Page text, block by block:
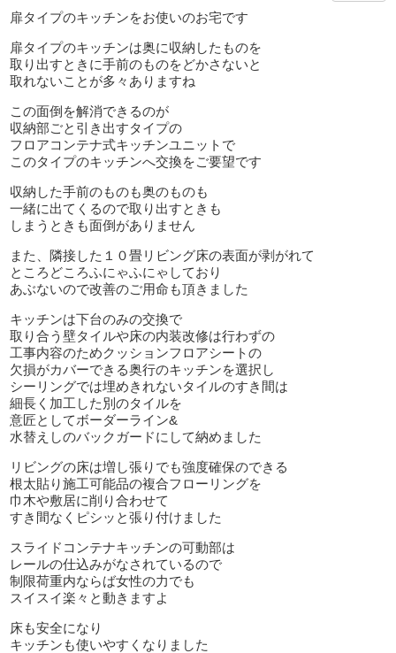
扉タイプのキッチンをお使いのお宅です
扉タイプのキッチンは奥に収納したものを
取り出すときに手前のものをどかさないと
取れないことが多々ありますね
この面倒を解消できるのが
収納部ごと引き出すタイプの
フロアコンテナ式キッチンユニットで
このタイプのキッチンへ交換をご要望です
収納した手前のものも奥のものも
一緒に出てくるので取り出すときも
しまうときも面倒がありません
また、隣接した１０畳リビング床の表面が剥がれて
ところどころふにゃふにゃしており
あぶないので改善のご用命も頂きました
キッチンは下台のみの交換で
取り合う壁タイルや床の内装改修は行わずの
工事内容のためクッションフロアシートの
欠損がカバーできる奥行のキッチンを選択し
シーリングでは埋めきれないタイルのすき間は
細長く加工した別のタイルを
意匠としてボーダーライン&
水替えしのバックガードにして納めました
リビングの床は増し張りでも強度確保のできる
根太貼り施工可能品の複合フローリングを
巾木や敷居に削り合わせて
すき間なくピシッと張り付けました
スライドコンテナキッチンの可動部は
レールの仕込みがなされているので
制限荷重内ならば女性の力でも
スイスイ楽々と動きますよ
床も安全になり
キッチンも使いやすくなりました